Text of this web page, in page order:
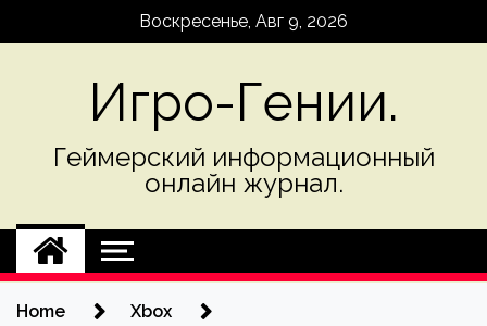
Воскресенье, Авг 9, 2026
Игро-Гении.
Геймерский информационный
онлайн журнал.
Home
Xbox